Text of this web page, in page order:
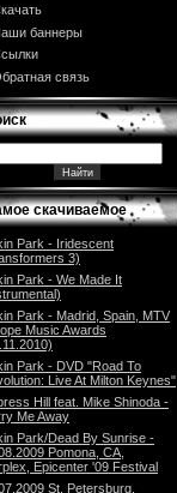
баннеры
связь
скачиваемое
Park - Iridescent
3)
Park - We Made It
Park - Madrid, Spain, MTV
Music Awards
Park - DVD "Road To
Live At Milton Keynes"
Hill feat. Mike Shinoda -
Me Away
Park/Dead By Sunrise -
Pomona, CA,
Epicenter '09 Festival
St. Petersburg,